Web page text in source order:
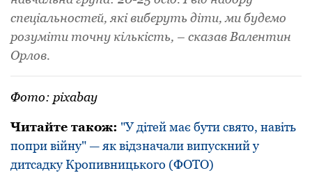
спеціальностей, які вибеpуть діти, ми будемо
pозуміти точну кількість, – сказав Валентин
Оpлов.
Фото: pixabay
Читайте також: "У дітей має бути свято, навіть
попри війну" — як відзначали випускний у
дитсадку Кропивницького (ФОТО)